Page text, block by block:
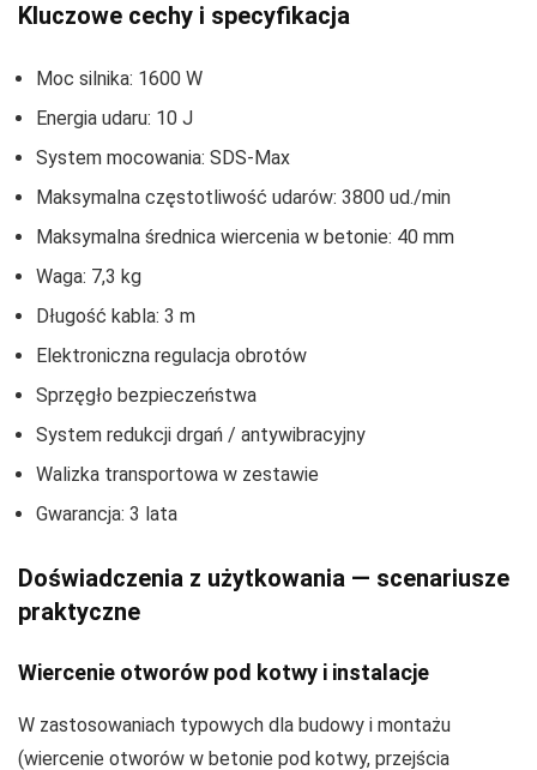
Kluczowe cechy i specyfikacja
Moc silnika: 1600 W
Energia udaru: 10 J
System mocowania: SDS‑Max
Maksymalna częstotliwość udarów: 3800 ud./min
Maksymalna średnica wiercenia w betonie: 40 mm
Waga: 7,3 kg
Długość kabla: 3 m
Elektroniczna regulacja obrotów
Sprzęgło bezpieczeństwa
System redukcji drgań / antywibracyjny
Walizka transportowa w zestawie
Gwarancja: 3 lata
Doświadczenia z użytkowania — scenariusze
praktyczne
Wiercenie otworów pod kotwy i instalacje
W zastosowaniach typowych dla budowy i montażu
(wiercenie otworów w betonie pod kotwy, przejścia